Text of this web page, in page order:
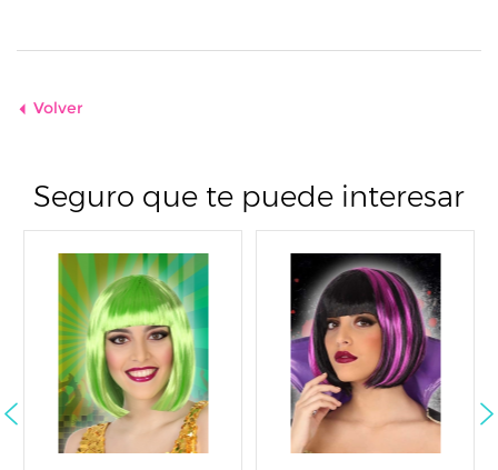
Volver
Seguro que te puede interesar